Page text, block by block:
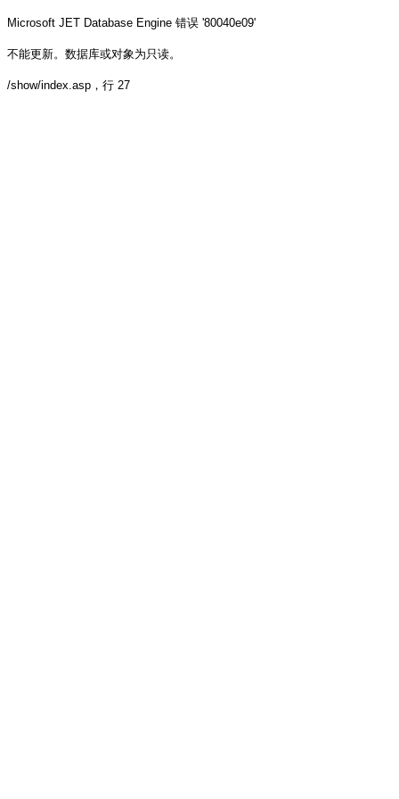
Microsoft JET Database Engine 错误 '80040e09'
不能更新。数据库或对象为只读。
/show/index.asp ，行 27